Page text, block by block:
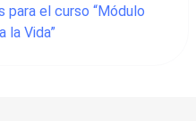
para el curso “Módulo
la Vida”